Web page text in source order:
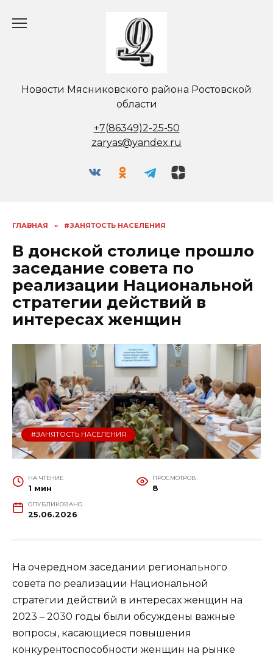
Новости Мясниковского района Ростовской
области
+7(86349)2-25-50
zaryas@yandex.ru
ГЛАВНАЯ » #ЗАНЯТОСТЬ НАСЕЛЕНИЯ
В донской столице прошло
заседание совета по
реализации Национальной
стратегии действий в
интересах женщин
#ЗАНЯТОСТЬ НАСЕЛЕНИЯ
НА ЧТЕНИЕ
1 мин
ПРОСМОТРОВ
8
ОПУБЛИКОВАНО
25.06.2026
На очередном заседании регионального
совета по реализации Национальной
стратегии действий в интересах женщин на
2023 – 2030 годы были обсуждены важные
вопросы, касающиеся повышения
конкурентоспособности женщин на рынке